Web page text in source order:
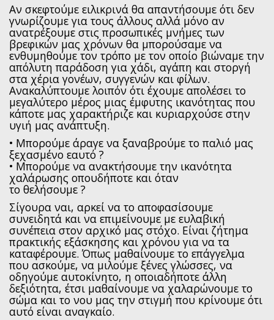
Αν σκεφτούμε ειλικρινά θα απαντήσουμε ότι δεν
γνωρίζουμε για τους άλλους αλλά μόνο αν
ανατρέξουμε στις προσωπικές μνήμες των
βρεφικών μας χρόνων θα μπορούσαμε να
ενθυμηθούμε τον τρόπο με τον οποίο βιώναμε την
απόλυτη παράδοση για χάδι, αγάπη και στοργή
στα χέρια γονέων, συγγενών και φίλων.
Ανακαλύπτουμε λοιπόν ότι έχουμε απολέσει το
μεγαλύτερο μέρος μιας έμφυτης ικανότητας που
κάποτε μας χαρακτήριζε και κυριαρχούσε στην
υγιή μας ανάπτυξη.
• Μπορούμε άραγε να ξαναβρούμε το παλιό μας
ξεχασμένο εαυτό ?
• Μπορούμε να ανακτήσουμε την ικανότητα
χαλάρωσης οπουδήποτε και όταν
το θελήσουμε ?
Σίγουρα ναι, αρκεί να το αποφασίσουμε
συνειδητά και να επιμείνουμε με ευλαβική
συνέπεια στον αρχικό μας στόχο. Είναι ζήτημα
πρακτικής εξάσκησης και χρόνου για να τα
καταφέρουμε. Όπως μαθαίνουμε το επάγγελμα
που ασκούμε, να μιλούμε ξένες γλώσσες, να
οδηγούμε αυτοκίνητο, η οποιαδήποτε άλλη
δεξιότητα, έτσι μαθαίνουμε να χαλαρώνουμε το
σώμα και το νου μας την στιγμή που κρίνουμε ότι
αυτό είναι αναγκαίο.